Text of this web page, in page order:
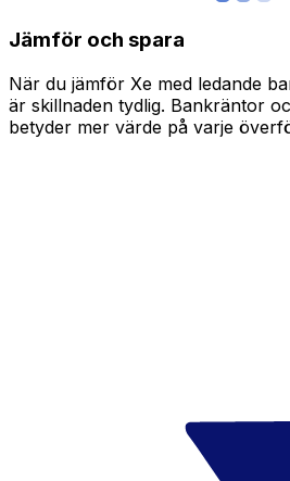
Jämför och spara
När du jämför Xe med ledande
är skillnaden tydlig. Bankräntor
betyder mer värde på varje